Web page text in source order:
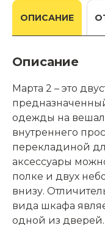
ОПИСАНИЕ
Описание
Марта 2 – это
одежды на
внутреннего
перекладиной
аксессуары
полке и двух
внизу.
вида шкафа
одной из